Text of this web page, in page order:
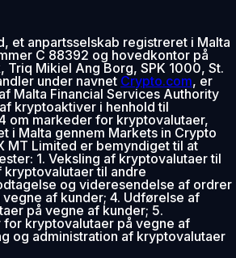
et anpartsselskab registreret i Malta
C 88392 og hovedkontor på
Triq Mikiel Ang Borg, SPK 1000, St.
under navnet Crypto.com, er
Malta Financial Services Authority
kryptoaktiver i henhold til
om markeder for kryptovalutaer,
i Malta gennem Markets in Crypto
MT Limited er bemyndiget til at
1. Veksling af kryptovalutaer til
kryptovalutaer til andre
og videresendelse af ordrer
af kunder; 4. Udførelse af
på vegne af kunder; 5.
kryptovalutaer på vegne af
og administration af kryptovalutaer